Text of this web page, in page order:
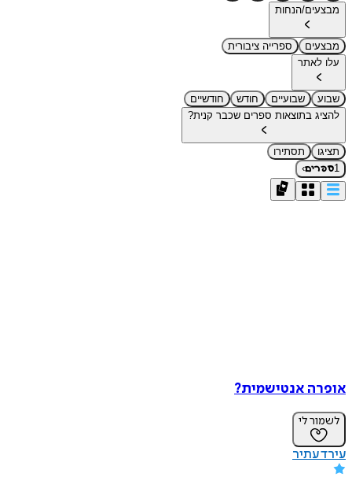
מבצעים/הנחות
מבצעים
ספרייה ציבורית
עלו לאתר
שבוע שבועיים חודש
חודשיים
להציג בתוצאות ספרים שכבר קנית?
תציגו
תסתירו
1ספרים›
אופרה אנטישמית?
לשמור לי
עירד עתיר